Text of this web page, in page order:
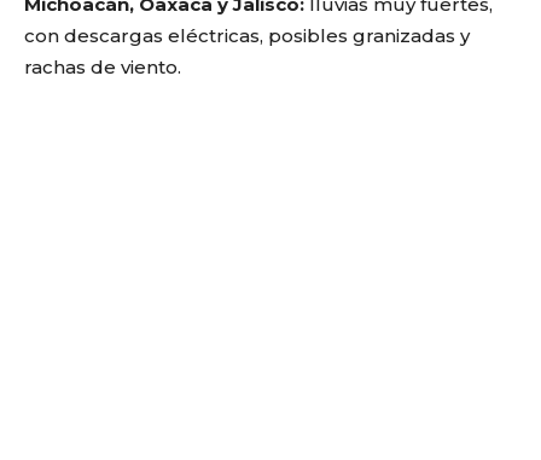
con descargas eléctricas, posibles granizadas y
rachas de viento.